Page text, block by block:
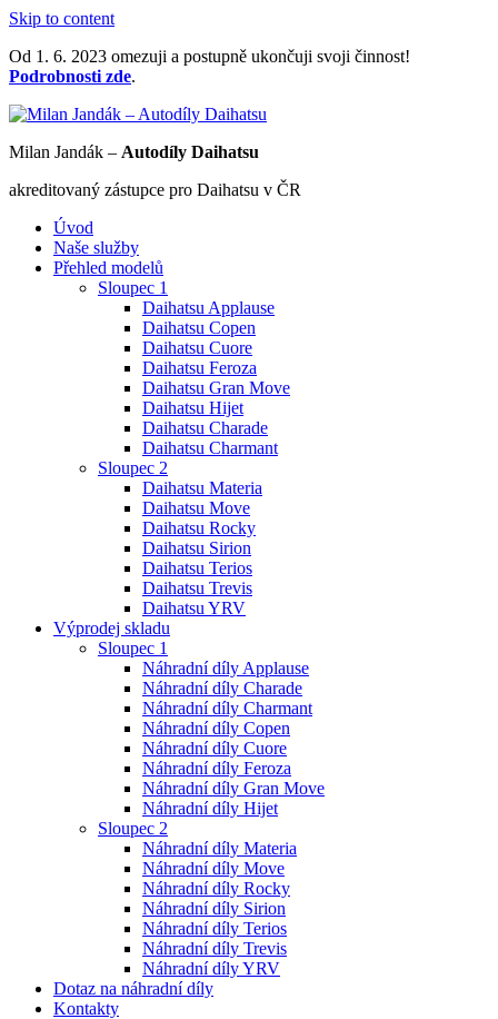
Skip to content
Od 1. 6. 2023 omezuji a postupně ukončuji svoji činnost!
Podrobnosti zde.
Milan Jandák – Autodíly Daihatsu
akreditovaný zástupce pro Daihatsu v ČR
Úvod
Naše služby
Přehled modelů
Sloupec 1
Daihatsu Applause
Daihatsu Copen
Daihatsu Cuore
Daihatsu Feroza
Daihatsu Gran Move
Daihatsu Hijet
Daihatsu Charade
Daihatsu Charmant
Sloupec 2
Daihatsu Materia
Daihatsu Move
Daihatsu Rocky
Daihatsu Sirion
Daihatsu Terios
Daihatsu Trevis
Daihatsu YRV
Výprodej skladu
Sloupec 1
Náhradní díly Applause
Náhradní díly Charade
Náhradní díly Charmant
Náhradní díly Copen
Náhradní díly Cuore
Náhradní díly Feroza
Náhradní díly Gran Move
Náhradní díly Hijet
Sloupec 2
Náhradní díly Materia
Náhradní díly Move
Náhradní díly Rocky
Náhradní díly Sirion
Náhradní díly Terios
Náhradní díly Trevis
Náhradní díly YRV
Dotaz na náhradní díly
Kontakty